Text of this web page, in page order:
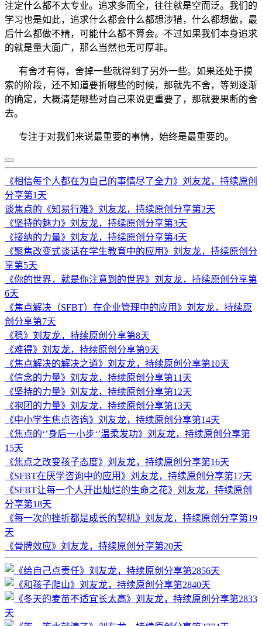
注定什么都不太专业。追求多而全，往往就是空而泛。我们的
学习也是如此，追求什么都会什么都想涉猎，什么都想做，最
后什么都做不精，可能什么都不算会。不过如果我们本身追求
的就是量大面广，那么当然也无可厚非。
有舍才有得，舍掉一些就得到了另外一些。如果还处于摸
索的阶段，还不知道要折哪些的时候，那就先不舍，等到逐渐
的确定，大概清楚哪些对自己来说更重要了，那就要果断的舍
去。
专注于对我们来说最重要的事情，始终是最重要的。
《相信每个人都在为自己的事情尽了全力》刘友龙，持续原创
分享第1天
谈焦点的《知易行难》刘友龙，持续原创分享第2天
《坚持的魅力》刘友龙，持续原创分享第3天
《接纳的力量》刘友龙，持续原创分享第4天
《聚焦改变式谈话在学生教育中的应用》刘友龙，持续原创分
享第5天
《你的世界，就是你注意到的世界》刘友龙，持续原创分享第
6天
《焦点解决（SFBT）在企业管理中的应用》刘友龙，持续原
创分享第7天
《稳》刘友龙，持续原创分享第8天
《难得》刘友龙，持续原创分享第9天
《焦点解决的解决之道》刘友龙，持续原创分享第10天
《信念的力量》刘友龙，持续原创分享第11天
《坚持的力量》刘友龙，持续原创分享第12天
《抱团的力量》刘友龙，持续原创分享第13天
《中小学生焦点咨询》刘友龙，持续原创分享第14天
《焦点的‘’身后一小步‘’温柔发功》刘友龙，持续原创分享第
15天
《焦点之改变孩子态度》刘友龙，持续原创分享第16天
《SFBT在厌学咨询中的应用》刘友龙，持续原创分享第17天
《SFBT让每一个人开出灿烂的生命之花》刘友龙，持续原创
分享第18天
《每一次的挫折都是成长的契机》刘友龙，持续原创分享第19
天
《骨牌效应》刘友龙，持续原创分享第20天